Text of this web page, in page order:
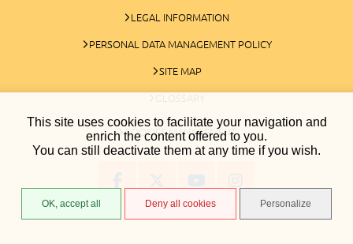
This site uses cookies to facilitate your navigation and
enrich the content offered to you.
You can still deactivate them at any time if you wish.
OK, accept all Deny all cookies Personalize
LEGAL INFORMATION
PERSONAL DATA MANAGEMENT POLICY
SITE MAP
GLOSSARY
COOKIES MANAGEMENT